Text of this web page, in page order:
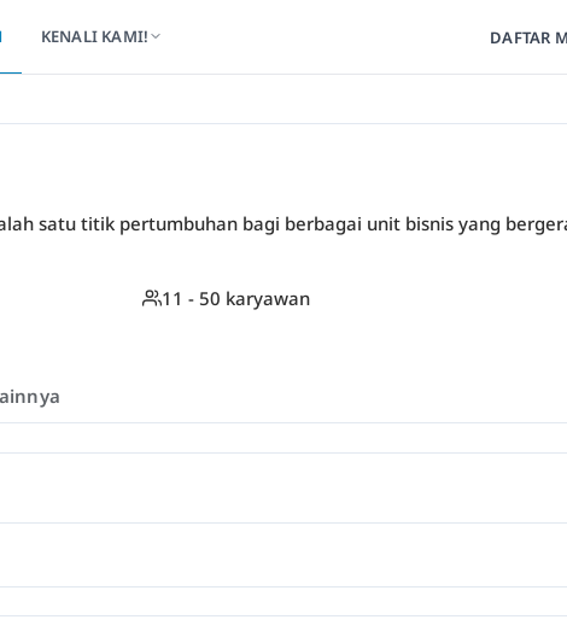
KENALI KAMI! DAFTAR
satu titik pertumbuhan bagi berbagai unit bisnis yang
11 - 50 karyawan